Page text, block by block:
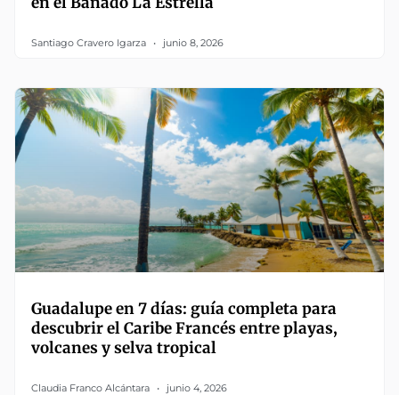
Santiago Cravero Igarza junio 8, 2026
Guadalupe en 7 días: guía completa para
descubrir el Caribe Francés entre playas,
volcanes y selva tropical
Claudia Franco Alcántara junio 4, 2026